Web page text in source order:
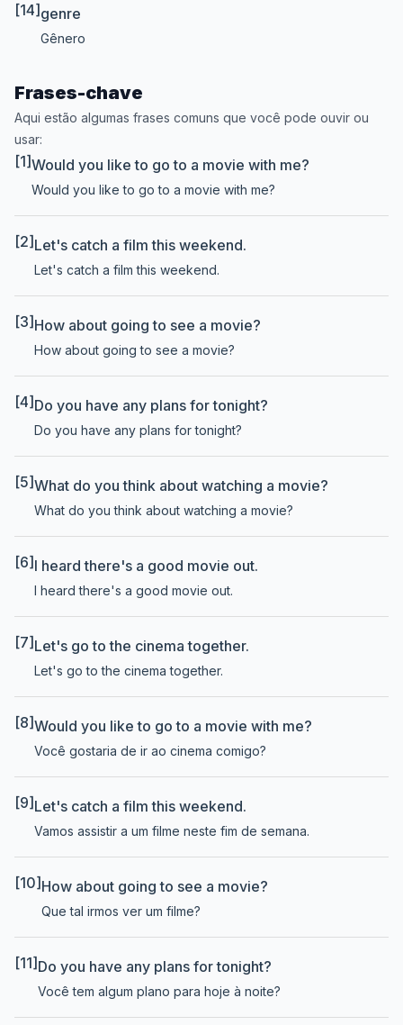
[14] genre
Gênero
Frases-chave
Aqui estão algumas frases comuns que você pode ouvir ou
usar:
[1]Would you like to go to a movie with me?
Would you like to go to a movie with me?
[2] Let's catch a film this weekend.
Let's catch a film this weekend.
[3] How about going to see a movie?
How about going to see a movie?
[4] Do you have any plans for tonight?
Do you have any plans for tonight?
[5]What do you think about watching a movie?
What do you think about watching a movie?
[6] I heard there's a good movie out.
I heard there's a good movie out.
[7] Let's go to the cinema together.
Let's go to the cinema together.
[8]Would you like to go to a movie with me?
Você gostaria de ir ao cinema comigo?
[9] Let's catch a film this weekend.
Vamos assistir a um filme neste fim de semana.
[10] How about going to see a movie?
Que tal irmos ver um filme?
[11] Do you have any plans for tonight?
Você tem algum plano para hoje à noite?